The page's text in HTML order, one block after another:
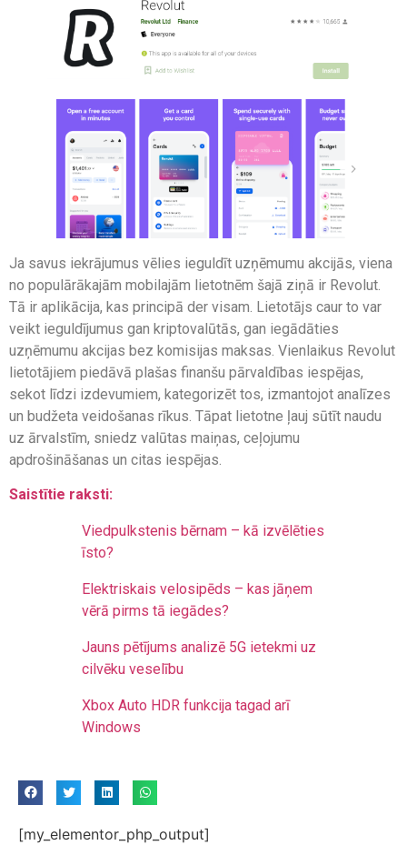
Ja savus iekrājumus vēlies ieguldīt uzņēmumu akcijās, viena
no populārākajām mobilajām lietotnēm šajā ziņā ir Revolut.
Tā ir aplikācija, kas principā der visam. Lietotājs caur to var
veikt ieguldījumus gan kriptovalūtās, gan iegādāties
uzņēmumu akcijas bez komisijas maksas. Vienlaikus Revolut
lietotājiem piedāvā plašas finanšu pārvaldības iespējas,
sekot līdzi izdevumiem, kategorizēt tos, izmantojot analīzes
un budžeta veidošanas rīkus. Tāpat lietotne ļauj sūtīt naudu
uz ārvalstīm, sniedz valūtas maiņas, ceļojumu
apdrošināšanas un citas iespējas.
Saistītie raksti:
Viedpulkstenis bērnam – kā izvēlēties
īsto?
Elektriskais velosipēds – kas jāņem
vērā pirms tā iegādes?
Jauns pētījums analizē 5G ietekmi uz
cilvēku veselību
Xbox Auto HDR funkcija tagad arī
Windows
[my_elementor_php_output]